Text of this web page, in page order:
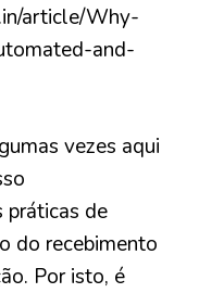
article/Why-
and-
vezes aqui
práticas de
do recebimento
Por isto, é